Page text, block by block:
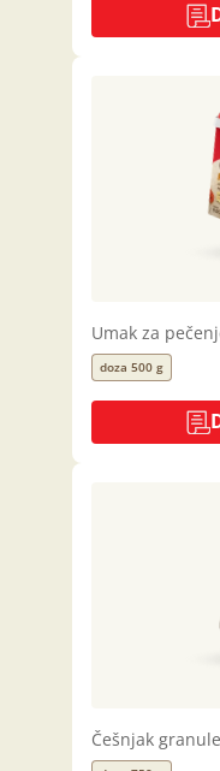
Umak za
doza 500 g
Češnjak granule